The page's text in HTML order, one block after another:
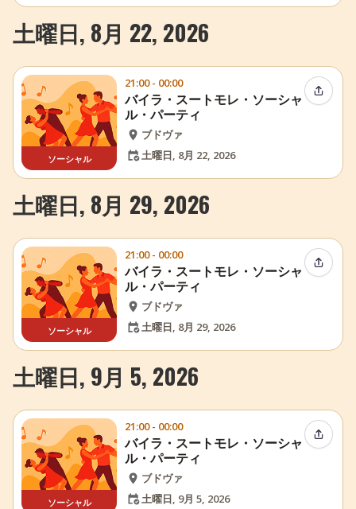
土曜日, 8月 22, 2026
ソーシャル
21:00 - 00:00
バイラ・スートモレ・ソーシャ
ル・パーティ
ブドヴァ
土曜日, 8月 22, 2026
イベン
土曜日, 8月 29, 2026
ソーシャル
21:00 - 00:00
バイラ・スートモレ・ソーシャ
ル・パーティ
ブドヴァ
土曜日, 8月 29, 2026
イベン
土曜日, 9月 5, 2026
ソーシャル
21:00 - 00:00
バイラ・スートモレ・ソーシャ
ル・パーティ
ブドヴァ
土曜日, 9月 5, 2026
イベン